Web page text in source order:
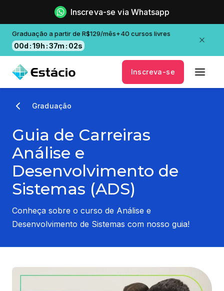
Inscreva-se via Whatsapp
Graduação a partir de R$129/mês+40 cursos livres
00d :19h :37m : 01s
Inscreva-se
Graduação
Guia de Carreiras
Análise e
Desenvolvimento de
Sistemas (ADS)
Conheça sobre o curso de Análise e
Desenvolvimento de Sistemas com nosso guia!